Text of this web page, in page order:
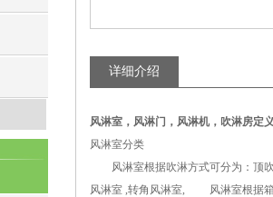
详细介绍
风淋室 ， 风淋门，风淋机，吹淋房定义
风淋室分类
风淋室根据吹淋方式可分为：顶吹
风淋室 ,转角风淋室, 风淋室根据箱